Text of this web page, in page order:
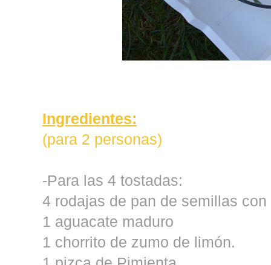
Ingredientes:
(para 2 personas)
-Para las 4 tostadas:
4 rodajas de pan de semillas
1 aguacate maduro
1 chorrito de zumo de limón.